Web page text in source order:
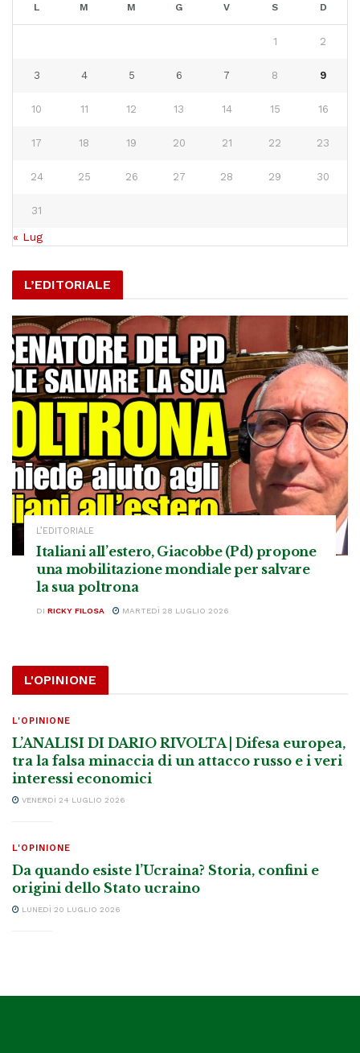
L M M G V S D
1 2
3 4 5 6 7 8 9
10 11 12 13 14 15 16
17 18 19 20 21 22 23
24 25 26 27 28 29 30
31
« Lug
L’EDITORIALE
L’EDITORIALE
Italiani all’estero, Giacobbe (Pd) propone
una mobilitazione mondiale per salvare
la sua poltrona
DI RICKY FILOSA MARTEDÌ 28 LUGLIO 2026
L'OPINIONE
L'OPINIONE
L’ANALISI DI DARIO RIVOLTA | Difesa europea,
tra la falsa minaccia di un attacco russo e i veri
interessi economici
VENERDÌ 24 LUGLIO 2026
L'OPINIONE
Da quando esiste l’Ucraina? Storia, confini e
origini dello Stato ucraino
LUNEDÌ 20 LUGLIO 2026